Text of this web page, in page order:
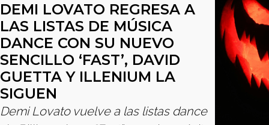
DEMI LOVATO REGRESA A
LAS LISTAS DE MÚSICA
DANCE CON SU NUEVO
SENCILLO ‘FAST’, DAVID
GUETTA Y ILLENIUM LA
SIGUEN
Demi Lovato vuelve a las listas dance